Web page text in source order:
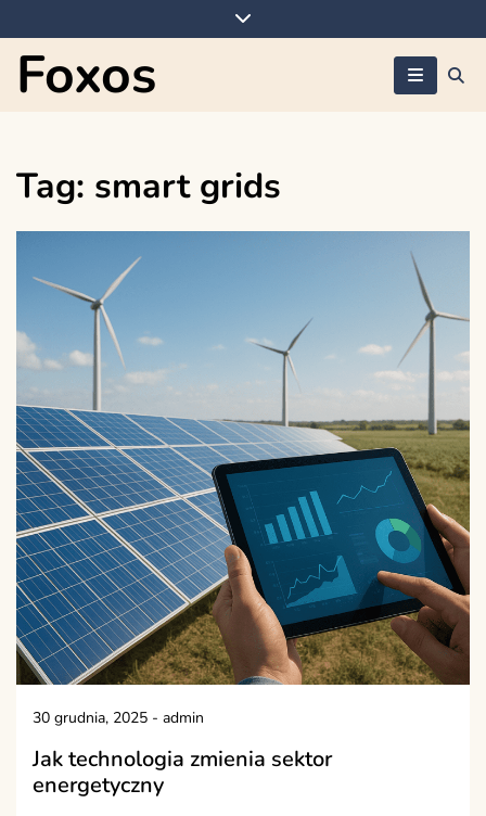
to
content
Foxos
Tag: smart grids
30 grudnia, 2025 - admin
Jak technologia zmienia sektor
energetyczny